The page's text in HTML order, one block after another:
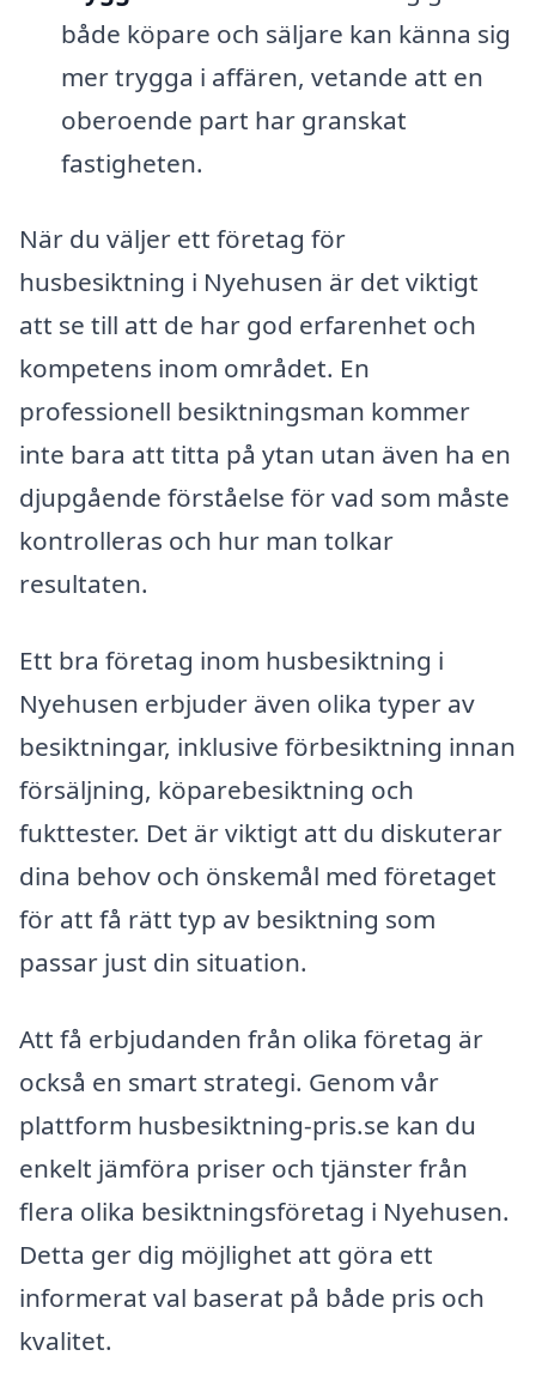
både köpare och säljare kan känna sig
mer trygga i affären, vetande att en
oberoende part har granskat
fastigheten.
När du väljer ett företag för
husbesiktning i Nyehusen är det viktigt
att se till att de har god erfarenhet och
kompetens inom området. En
professionell besiktningsman kommer
inte bara att titta på ytan utan även ha en
djupgående förståelse för vad som måste
kontrolleras och hur man tolkar
resultaten.
Ett bra företag inom husbesiktning i
Nyehusen erbjuder även olika typer av
besiktningar, inklusive förbesiktning innan
försäljning, köparebesiktning och
fukttester. Det är viktigt att du diskuterar
dina behov och önskemål med företaget
för att få rätt typ av besiktning som
passar just din situation.
Att få erbjudanden från olika företag är
också en smart strategi. Genom vår
plattform husbesiktning-pris.se kan du
enkelt jämföra priser och tjänster från
flera olika besiktningsföretag i Nyehusen.
Detta ger dig möjlighet att göra ett
informerat val baserat på både pris och
kvalitet.